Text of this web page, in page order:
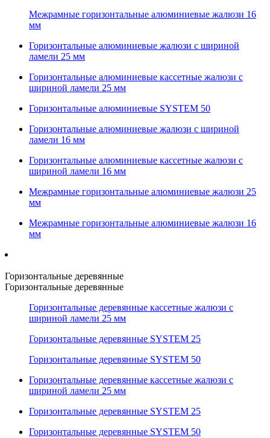
Межрамные горизонтальные алюминиевые жалюзи 16
мм
Горизонтальные алюминиевые жалюзи с шириной
ламели 25 мм
Горизонтальные алюминиевые кассетные жалюзи с
шириной ламели 25 мм
Горизонтальные алюминиевые SYSTEM 50
Горизонтальные алюминиевые жалюзи с шириной
ламели 16 мм
Горизонтальные алюминиевые кассетные жалюзи с
шириной ламели 16 мм
Межрамные горизонтальные алюминиевые жалюзи 25
мм
Межрамные горизонтальные алюминиевые жалюзи 16
мм
Горизонтальные деревянные
Горизонтальные деревянные
Горизонтальные деревянные кассетные жалюзи с
шириной ламели 25 мм
Горизонтальные деревянные SYSTEM 25
Горизонтальные деревянные SYSTEM 50
Горизонтальные деревянные кассетные жалюзи с
шириной ламели 25 мм
Горизонтальные деревянные SYSTEM 25
Горизонтальные деревянные SYSTEM 50